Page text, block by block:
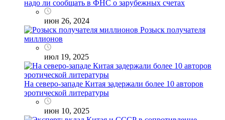
надо ли сообщать в ФНС о зарубежных счетах
июн 26, 2024
Розыск получателя
миллионов
июл 19, 2025
На северо-западе Китая задержали более 10 авторов
эротической литературы
июн 10, 2025